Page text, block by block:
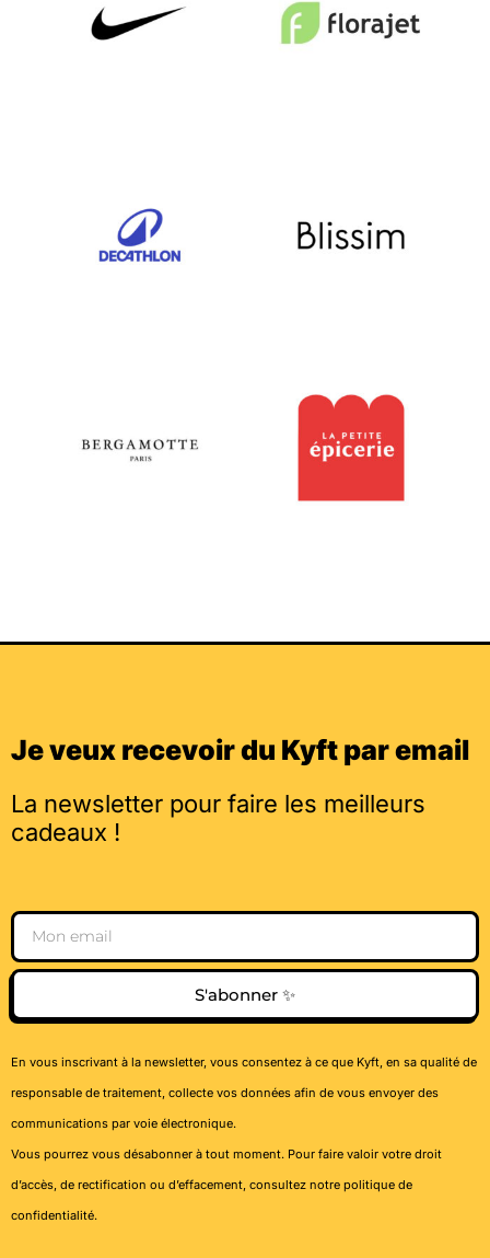
Je veux recevoir du Kyft par email
La newsletter pour faire les meilleurs
cadeaux !
Email
S'abonner ✨
En vous inscrivant à la newsletter, vous consentez à ce que Kyft, en sa qualité de
responsable de traitement, collecte vos données afin de vous envoyer des
communications par voie électronique.
Vous pourrez vous désabonner à tout moment. Pour faire valoir votre droit
d’accès, de rectification ou d’effacement, consultez notre politique de
confidentialité.